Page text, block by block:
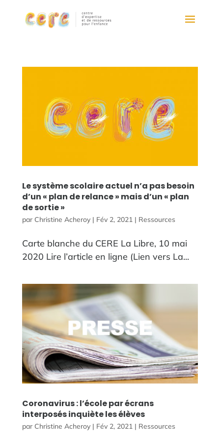
Le système scolaire actuel n’a pas besoin
d’un « plan de relance » mais d’un « plan
de sortie »
par Christine Acheroy| Fév 2, 2021| Ressources
Carte blanche du CERE La Libre, 10 mai
2020 Lire l’article en ligne (Lien vers La...
Coronavirus : l’école par écrans
interposés inquiète les élèves
par Christine Acheroy| Fév 2, 2021| Ressources